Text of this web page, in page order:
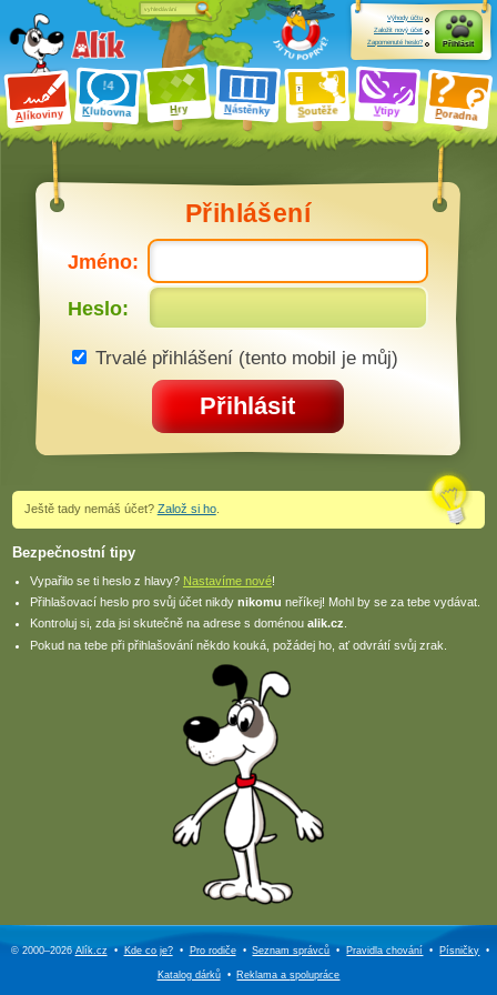
Alíkoviny Klubovna Hry Nástěnky Soutěže Vtipy Poradna
Výhody účtu
Založit nový účet
Zapomenuté heslo?
Přihlásit
Přihlášení
Jméno:
Heslo:
Trvalé přihlášení (tento mobil je můj)
Přihlásit
Ještě tady nemáš účet? Založ si ho.
Bezpečnostní tipy
Vypařilo se ti heslo z hlavy? Nastavíme nové!
Přihlašovací heslo pro svůj účet nikdy nikomu neříkej! Mohl by se za tebe vydávat.
Kontroluj si, zda jsi skutečně na adrese s doménou alik.cz
Pokud na tebe při přihlašování někdo kouká, požádej ho, ať odvrátí svůj zrak.
© 2000–2026Alík.cz • Kde co je? • Pro rodiče • Seznam správců • Pravidla chování • Písničky •
Katalog dárků • Reklama aspolupráce